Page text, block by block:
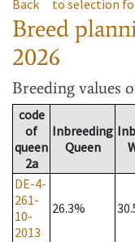
Back to selection
Breed
2026
Breeding values
code
of
queen
2a
Inbreeding
Queen
DE-4-
261-
10-
2013
26.3%